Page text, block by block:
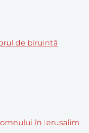
de biruință
în Ierusalim